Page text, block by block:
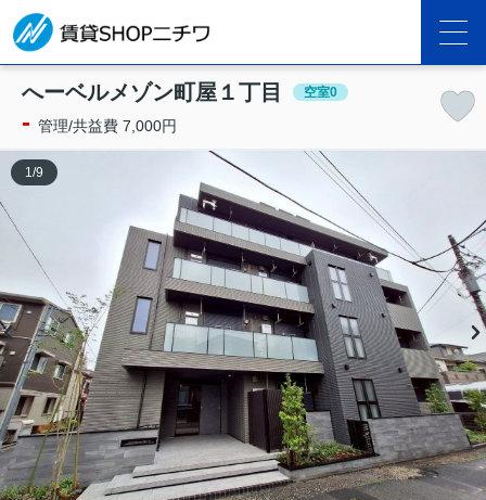
へーベルメゾン町屋１丁目 空室0
- 管理/共益費 7,000円
1 /9